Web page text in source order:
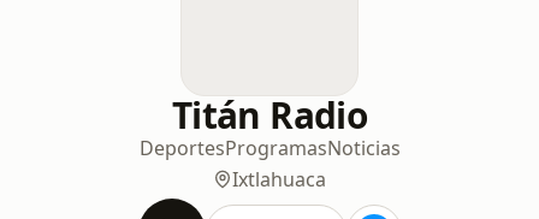
Titán Radio
DeportesProgramasNoticias
Ixtlahuaca